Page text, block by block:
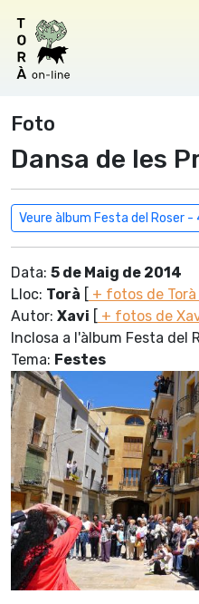
Foto
Dansa de les
Veure àlbum Festa del Roser -
Data: 5 de Maig de 2014
Lloc: Torà [ + fotos de Torà
Autor: Xavi [ + fotos de
Inclosa a l'àlbum Festa del
Tema: Festes